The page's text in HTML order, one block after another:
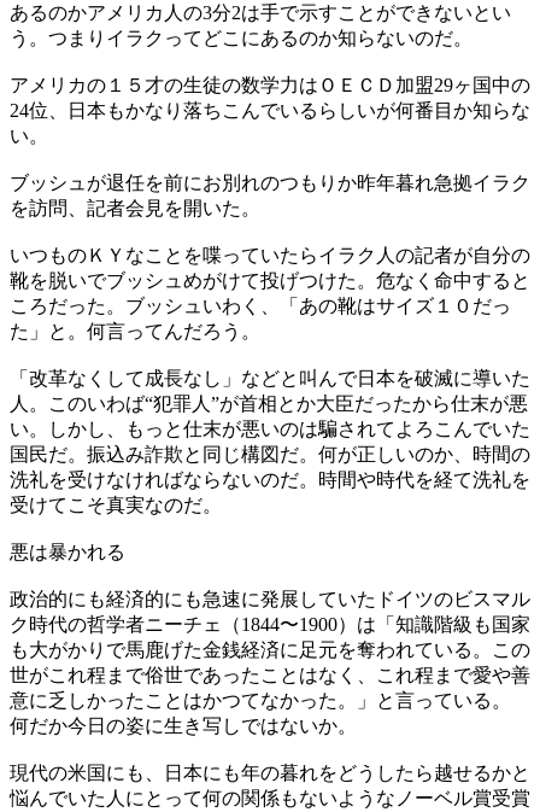
あるのかアメリカ人の3分2は手で示すことができないとい
う。つまりイラクってどこにあるのか知らないのだ。
アメリカの１５才の生徒の数学力はＯＥＣＤ加盟29ヶ国中の
24位、日本もかなり落ちこんでいるらしいが何番目か知らな
い。
ブッシュが退任を前にお別れのつもりか昨年暮れ急拠イラク
を訪問、記者会見を開いた。
いつものＫＹなことを喋っていたらイラク人の記者が自分の
靴を脱いでブッシュめがけて投げつけた。危なく命中すると
ころだった。ブッシュいわく、「あの靴はサイズ１０だっ
た」と。何言ってんだろう。
「改革なくして成長なし」などと叫んで日本を破滅に導いた
人。このいわば“犯罪人”が首相とか大臣だったから仕末が悪
い。しかし、もっと仕末が悪いのは騙されてよろこんでいた
国民だ。振込み詐欺と同じ構図だ。何が正しいのか、時間の
洗礼を受けなければならないのだ。時間や時代を経て洗礼を
受けてこそ真実なのだ。
悪は暴かれる
政治的にも経済的にも急速に発展していたドイツのビスマル
ク時代の哲学者ニーチェ（1844〜1900）は「知識階級も国家
も大がかりで馬鹿げた金銭経済に足元を奪われている。この
世がこれ程まで俗世であったことはなく、これ程まで愛や善
意に乏しかったことはかつてなかった。」と言っている。
何だか今日の姿に生き写しではないか。
現代の米国にも、日本にも年の暮れをどうしたら越せるかと
悩んでいた人にとって何の関係もないようなノーベル賞受賞